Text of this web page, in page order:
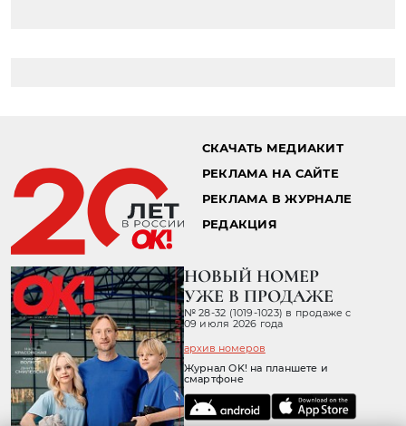
СКАЧАТЬ МЕДИАКИТ
РЕКЛАМА НА САЙТЕ
РЕКЛАМА В ЖУРНАЛЕ
РЕДАКЦИЯ
НОВЫЙ НОМЕР
УЖЕ В ПРОДАЖЕ
№ 28-32 (1019-1023) в продаже с
09 июля 2026 года
архив номеров
Журнал OK! на планшете и
смартфоне